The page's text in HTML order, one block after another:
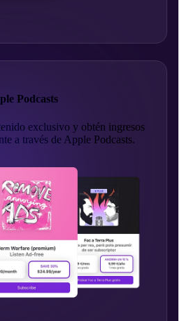
Podcasts
exclusivo y obtén ingresos
a través de Apple Podcasts.